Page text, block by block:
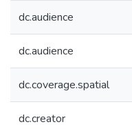
dc.audience
dc.audience
dc.coverage.spatial
dc.creator